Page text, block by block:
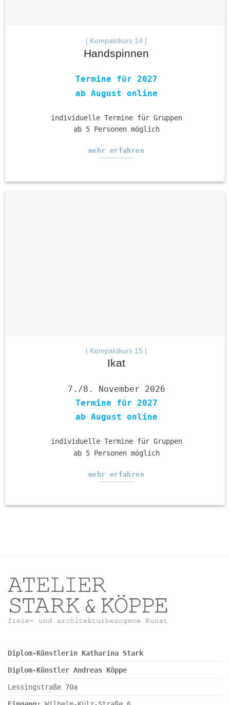
| Kompaktkurs 14 |
Handspinnen
Termine für 2027
ab August online
individuelle Termine für Gruppen
ab 5 Personen möglich
mehr erfahren
| Kompaktkurs 15 |
Ikat
7./8. November 2026
Termine für 2027
ab August online
individuelle Termine für Gruppen
ab 5 Personen möglich
mehr erfahren
Diplom-Künstlerin Katharina Stark
Diplom-Künstler Andreas Köppe
Lessingstraße 70a